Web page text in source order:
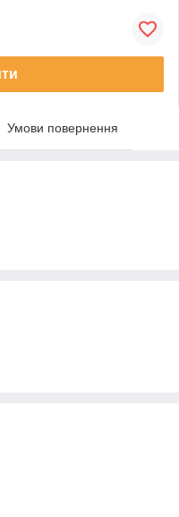
Умови повернення